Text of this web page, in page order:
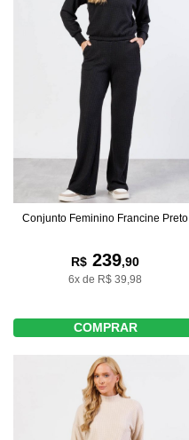
Conjunto Feminino Francine Preto
R$ 239,90
6x de R$ 39,98
COMPRAR